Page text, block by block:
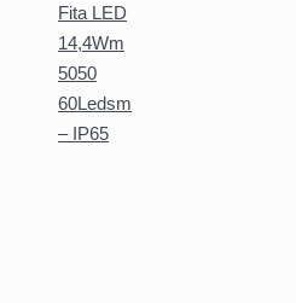
Fita LED
14,4Wm
5050
60Ledsm
– IP65